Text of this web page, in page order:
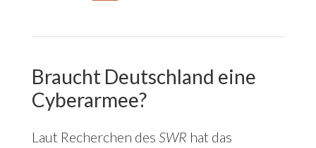
Braucht Deutschland eine
Cyberarmee?
Laut Recherchen des SWR hat das